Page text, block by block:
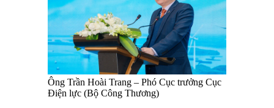
Ông Trần Hoài Trang – Phó Cục trưởng Cục
Điện lực (Bộ Công Thương)